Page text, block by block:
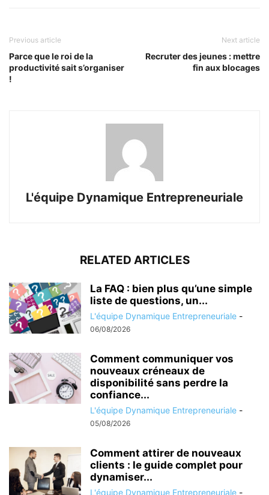
Previous article
Parce que le roi de la
productivité sait s’organiser
!
Next article
Recruter des jeunes : mettre
fin aux blocages
L'équipe Dynamique Entrepreneuriale
RELATED ARTICLES
La FAQ : bien plus qu’une simple
liste de questions, un...
L'équipe Dynamique Entrepreneuriale -
06/08/2026
Comment communiquer vos
nouveaux créneaux de
disponibilité sans perdre la
confiance...
L'équipe Dynamique Entrepreneuriale -
05/08/2026
Comment attirer de nouveaux
clients : le guide complet pour
dynamiser...
L'équipe Dynamique Entrepreneuriale -